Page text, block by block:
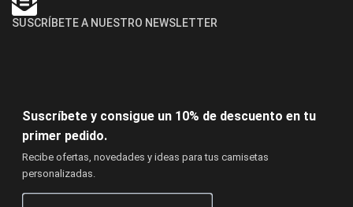
SUSCRÍBETE A NUESTRO NEWSLETTER
Suscríbete y consigue un 10% de descuento en tu
primer pedido.
Recibe ofertas, novedades y ideas para tus camisetas
personalizadas.